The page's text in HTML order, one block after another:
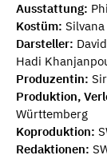
Ausstattung:
Kostüm:
Darsteller:
Hadi
Produzentin:
Produktion,
Württemberg
Koproduktion:
Redaktionen: